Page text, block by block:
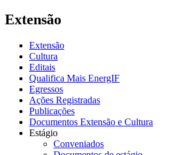
Extensão
Extensão
Cultura
Editais
Qualifica Mais EnergIF
Egressos
Ações Registradas
Publicações
Documentos Extensão e Cultura
Estágio
Conveniados